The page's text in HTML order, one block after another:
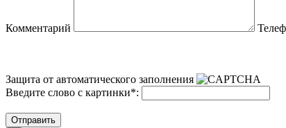
Комментарий
Защита от автоматического заполнения
Введите слово с картинки*:
Отправить